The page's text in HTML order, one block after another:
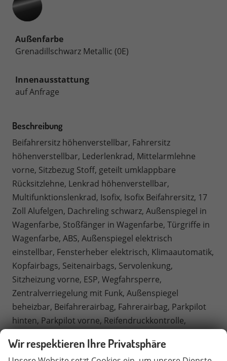
Außenfarbe
Grenadillschwarz Metallic (0E)
Innenausstattung
auf Anfrage
Beschreibung
Beifahrersitz höhenverstellbar, Fahrersitz
höhenverstellbar, Lederlenkrad, Mittelarmlehne
vorne, Sitzbezug Stoff, geteilt umklappbare
Rücksitzlehne, Lenkrad höhenverstellbar,
Multifunktionslenkrad, Isofix, Isofix Beifahrersitz, 17
Zoll Alufelgen, Dachreling schwarz, Außenspiegel in
Wagenfarbe, Stoßfänger in Wagenfarbe, Türgriffe in
Wagenfarbe, ABS, Außenspiegel elektrisch
einstellbar, Fensterheber elektrisch, Klimaautomatik,
Kopfairbags, Seitenairbags, Servolenkung,
Sitzheizung vorne, ESP, Wegfahrsperre,
Zentralverriegelung mit Funk, Außenspiegel
beheizbar, Beifahrerairbag, Fahrerairbag, Parkpilot
hinten, Parkpilot vorne, Reifendruckkontrolle,
Anhängekupplung schwenkbar, Notbremsassistent,
Wir respektieren Ihre Privatsphäre